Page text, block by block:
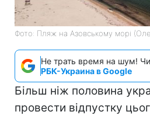
Фото: Пляж на Азовському морі
Не трать время на шум!
РБК-Украина в Google
Більш ніж половина
провести відпустку